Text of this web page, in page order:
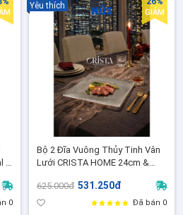
-
0
Bộ 2 Đĩa Vuông Thủy Tinh Vân
Lưới CRISTA HOME 24cm &
Bàn Tiệc Sang Trọng 60227
625.000đ 531.250đ
Đã bán 0
Yêu thích
GIẢM